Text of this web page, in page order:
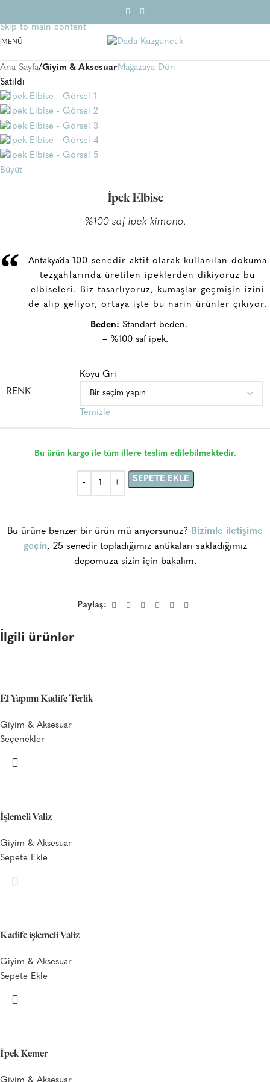
Skip to main content
MENÜ
Ana Sayfa Giyim & AksesuarMağazaya Dön
Satıldı
Büyüt
İpek Elbise
%100 saf ipek kimono.
“ Antakya’da 100 senedir aktif olarak kullanılan dokuma
tezgahlarında üretilen ipeklerden dikiyoruz bu
elbiseleri. Biz tasarlıyoruz, kumaşlar geçmişin izini
de alıp geliyor, ortaya işte bu narin ürünler çıkıyor.
– Beden: Standart beden.
– %100 saf ipek.
RENK
Koyu Gri
Temizle
Bu ürün kargo ile tüm illere teslim edilebilmektedir.
SEPETE EKLE
Bu ürüne benzer bir ürün mü arıyorsunuz? Bizimle iletişime
geçin, 25 senedir topladığımız antikaları sakladığımız
depomuza sizin için bakalım.
Paylaş:
İlgili ürünler
El Yapımı Kadife Terlik
Giyim & Aksesuar
Seçenekler
İşlemeli Valiz
Giyim & Aksesuar
Sepete Ekle
Kadife işlemeli Valiz
Giyim & Aksesuar
Sepete Ekle
İpek Kemer